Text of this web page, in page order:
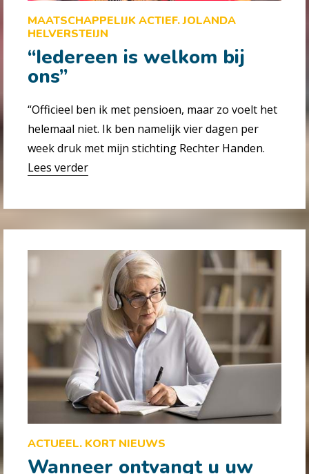
MAATSCHAPPELIJK ACTIEF. JOLANDA
HELVERSTEIJN
“Iedereen is welkom bij
ons”
“Officieel ben ik met pensioen, maar zo voelt het
helemaal niet. Ik ben namelijk vier dagen per
week druk met mijn stichting Rechter Handen.
Lees verder
ACTUEEL. KORT NIEUWS
Wanneer ontvangt u uw